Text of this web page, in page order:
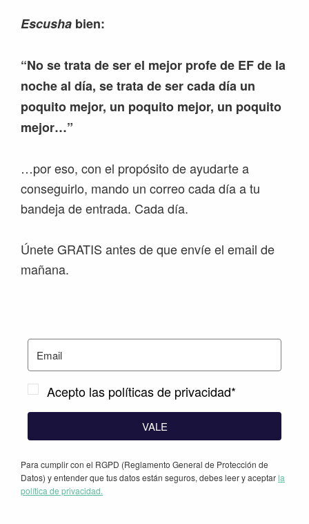
Escusha bien:
“No se trata de ser el mejor profe de EF de la
noche al día, se trata de ser cada día un
poquito mejor, un poquito mejor, un poquito
mejor…”
…por eso, con el propósito de ayudarte a
conseguirlo, mando un correo cada día a tu
bandeja de entrada. Cada día.
Únete GRATIS antes de que envíe el email de
mañana.
Acepto las políticas de privacidad*
VALE
Para cumplir con el RGPD (Reglamento General de Protección de
Datos) y entender que tus datos están seguros, debes leer y aceptarla
política de privacidad.